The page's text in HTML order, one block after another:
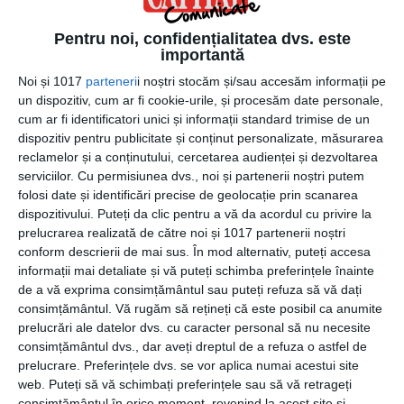
Pentru noi, confidențialitatea dvs. este
importantă
Noi și 1017 partenerii noștri stocăm și/sau accesăm informații pe
un dispozitiv, cum ar fi cookie-urile, și procesăm date personale,
cum ar fi identificatori unici și informații standard trimise de un
dispozitiv pentru publicitate și conținut personalizate, măsurarea
reclamelor și a conținutului, cercetarea audienței și dezvoltarea
serviciilor. Cu permisiunea dvs., noi și partenerii noștri putem
folosi date și identificări precise de geolocație prin scanarea
dispozitivului. Puteți da clic pentru a vă da acordul cu privire la
prelucrarea realizată de către noi și 1017 partenerii noștri
conform descrierii de mai sus. În mod alternativ, puteți accesa
informații mai detaliate și vă puteți schimba preferințele înainte
de a vă exprima consimțământul sau puteți refuza să vă dați
consimțământul. Vă rugăm să rețineți că este posibil ca anumite
prelucrări ale datelor dvs. cu caracter personal să nu necesite
consimțământul dvs., dar aveți dreptul de a refuza o astfel de
prelucrare. Preferințele dvs. se vor aplica numai acestui site
web. Puteți să vă schimbați preferințele sau să vă retrageți
17 noiembrie 2022
Tinerii fara ocupatie din Regiunea Centru
pot obtine finantari de pana la 20.000 de
Euro